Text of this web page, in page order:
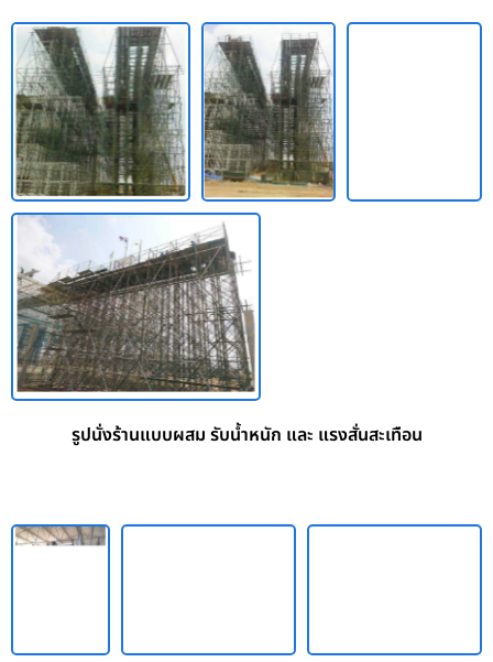
รูปนั่งร้านแบบผสม รับน้ำหนัก และ แรงสั่นสะเทือน